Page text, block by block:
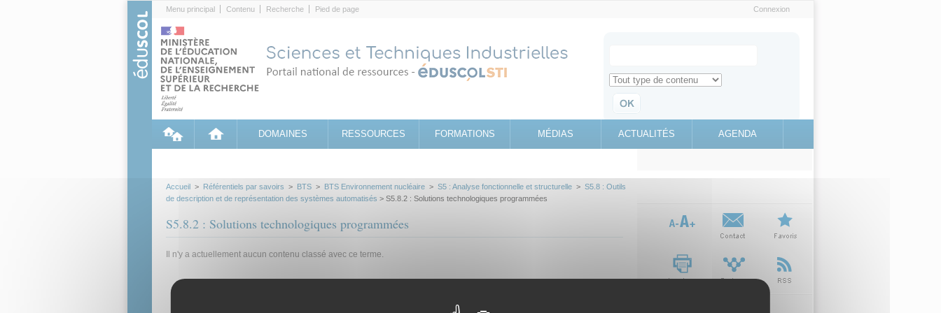
Menu principal Contenu Recherche Pied de page Connexion
Search for
Retrouvez toute l'information sur le site education.gouv.fr
DOMAINES RESSOURCES FORMATIONS MÉDIAS ACTUALITÉS AGENDA
Accueil > Référentiels par savoirs > BTS > BTS Environnement nucléaire > S5 : Analyse fonctionnelle et structurelle > S5.8 : Outils
de description et de représentation des systèmes automatisés > S5.8.2 : Solutions technologiques programmées
S5.8.2 : Solutions technologiques programmées
Il n'y a actuellement aucun contenu classé avec ce terme.